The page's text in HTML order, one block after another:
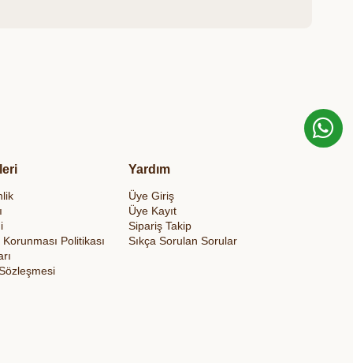
Politikası
Yardım
Üye Giriş
Üye Kayıt
Sipariş Takip
Sıkça Sorulan Sorular